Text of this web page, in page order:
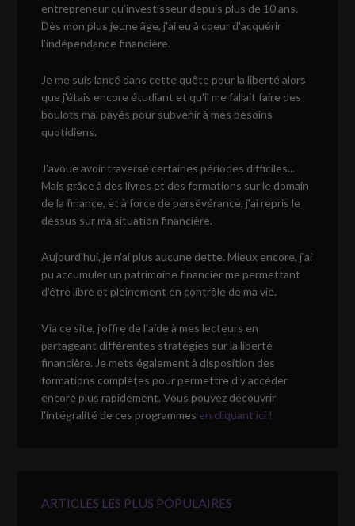
entrepreneur qu’investisseur depuis plus de 10 ans.
Dès mon plus jeune âge, j'ai eu à coeur d'acquérir
l'indépendance financière.
Je me suis lancé dans cette quête pour la liberté alors
que j'étais encore étudiant et qu'il me fallait faire des
boulots mal payés pour subvenir à mes besoins
quotidiens.
J'avoue avoir traversé certaines périodes difficiles...
Mais grâce à des livres et des formations sur le domain
de la finance, et à force de persévérance, j'ai repris le
dessus sur ma situation financière.
Aujourd'hui, je n'ai plus aucune dette. Mieux encore, j'ai
pu accumuler un patrimoine financier me permettant
d'être libre et pleinement en contrôle de ma vie.
Via ce site, j'offre de l'aide à mes lecteurs en
partageant différentes stratégies sur la liberté
financière. Je mets également à disposition des
formations complètes pour permettre d'y accéder
encore plus rapidement. Vous pouvez découvrir
l'intégralité de ces programmes en cliquant ici !
ARTICLES LES PLUS POPULAIRES